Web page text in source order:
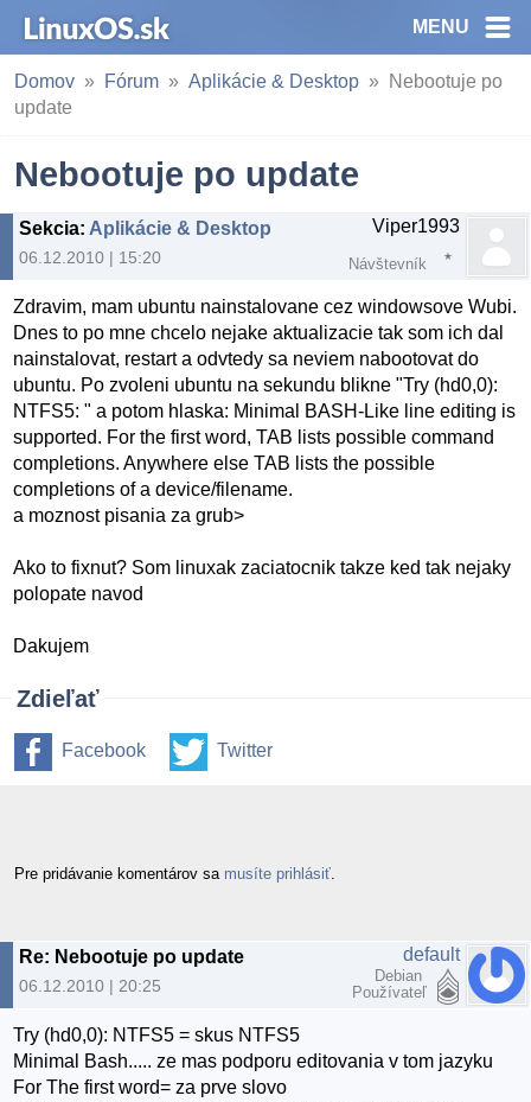
MENU
Domov Fórum Aplikácie & Desktop
Nebootuje po
update
Nebootuje po update
Sekcia: Aplikácie & Desktop
06.12.2010 | 15:20
Viper1993
Návštevník
Zdravim, mam ubuntu nainstalovane cez windowsove Wubi.
Dnes to po mne chcelo nejake aktualizacie tak som ich dal
nainstalovat, restart a odvtedy sa neviem nabootovat do
ubuntu. Po zvoleni ubuntu na sekundu blikne "Try (hd0,0):
NTFS5: " a potom hlaska: Minimal BASH-Like line editing is
supported. For the first word, TAB lists possible command
completions. Anywhere else TAB lists the possible
completions of a device/filename.
a moznost pisania za grub>
Ako to fixnut? Som linuxak zaciatocnik takze ked tak nejaky
polopate navod
Dakujem
Zdieľať
Facebook Twitter
Pre pridávanie komentárov sa musíte prihlásiť
Re: Nebootuje po update
06.12.2010 | 20:25
default
Debian
Používateľ
Try (hd0,0): NTFS5 = skus NTFS5
Minimal Bash..... ze mas podporu editovania v tom jazyku
For The first word= za prve slovo